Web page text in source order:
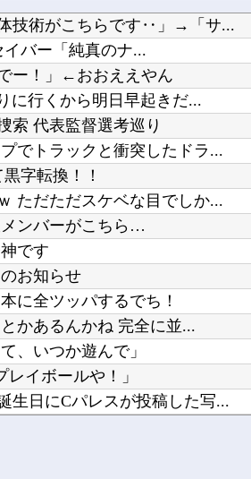
海外「良いスーツだ！」鎌田大地の誕生日にCパレスが投稿した写真に海外大騒ぎ！（海外の反応）
【真・侍伝 YAIBA】
いう心理なん？
Powered by livedoor 相互RSS
技術がこちらです‥」→「サ...
イバー「純真のナ...
ー！」←おおええやん
に行くから明日早起きだ...
索 代表監督選考巡り
でトラックと衝突したドラ...
字転換！！
ただただスケベな目でしか...
メンバーがこちら…
です
お知らせ
に全ツッパするでち！
かあるんかね 完全に並...
、いつか遊んで」
イボールや！」
生日にCパレスが投稿した写...
いう心理なん？